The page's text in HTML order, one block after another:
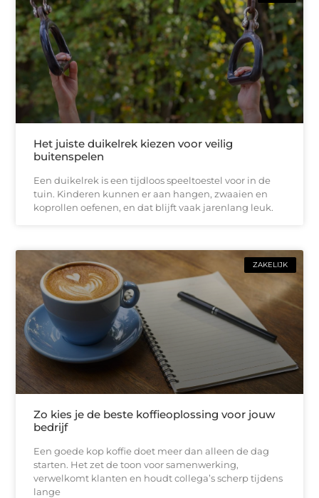
Het juiste duikelrek kiezen voor veilig
buitenspelen
Een duikelrek is een tijdloos speeltoestel voor in de
tuin. Kinderen kunnen er aan hangen, zwaaien en
koprollen oefenen, en dat blijft vaak jarenlang leuk.
ZAKELIJK
Zo kies je de beste koffieoplossing voor jouw
bedrijf
Een goede kop koffie doet meer dan alleen de dag
starten. Het zet de toon voor samenwerking,
verwelkomt klanten en houdt collega’s scherp tijdens
lange